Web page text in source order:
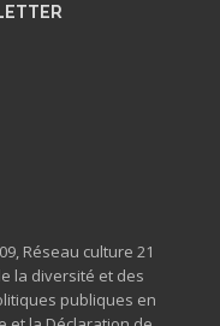
Réseau culture 21
la diversité et des
publiques en